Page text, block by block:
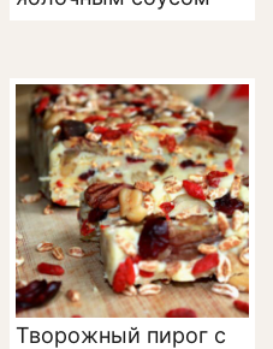
Творожный пирог с